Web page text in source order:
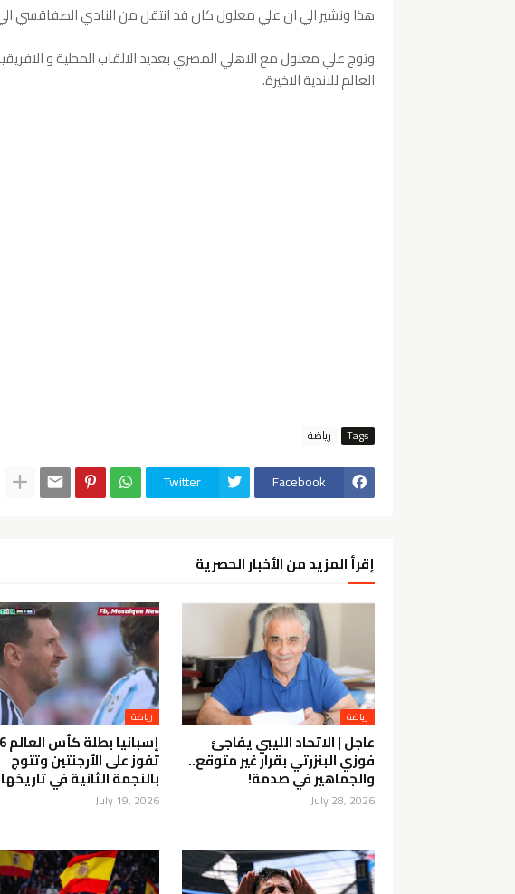
هذا ونشير الي ان علي معلول كان قد انتقل من النادي الصفاقسي الي فريق
وتوج علي معلول مع الاهلي المصري بعديد الالقاب المحلية و
العالم للاندية الاخيرة.
Tags رياضة
Facebook
Twitter
إقرأ المزيد من الأخبار الحصرية
رياضة
عاجل | الاتحاد الليبي يفاجئ
فوزي البنزرتي بقرار غير متوقع..
والجماهير في صدمة!
July 28, 2026
رياضة
تفوز على الأرجنتين وتتوج
بالنجمة الثانية في تاريخها
July 19, 2026